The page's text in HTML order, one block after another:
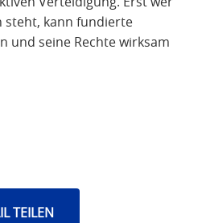
steht, kann fundierte
und seine Rechte wirksam
TEILEN